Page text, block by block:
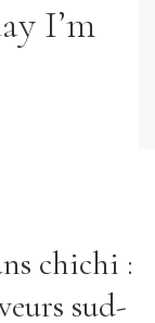
I’m
chichi :
sud-